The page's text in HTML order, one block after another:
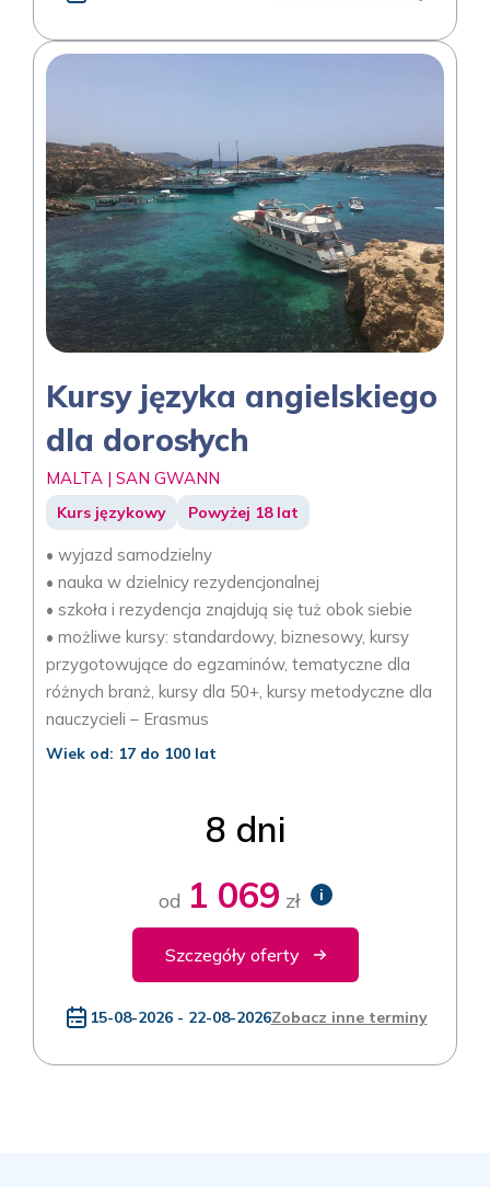
Kursy języka angielskiego
dla dorosłych
MALTA | SAN GWANN
Kurs językowy Powyżej 18 lat
• wyjazd samodzielny
• nauka w dzielnicy rezydencjonalnej
• szkoła i rezydencja znajdują się tuż obok siebie
• możliwe kursy: standardowy, biznesowy, kursy
przygotowujące do egzaminów, tematyczne dla
różnych branż, kursy dla 50+, kursy metodyczne dla
nauczycieli – Erasmus
Wiek od: 17 do 100 lat
8 dni
od 1 069 zł i
Szczegóły oferty
15-08-2026 - 22-08-2026Zobacz inne terminy